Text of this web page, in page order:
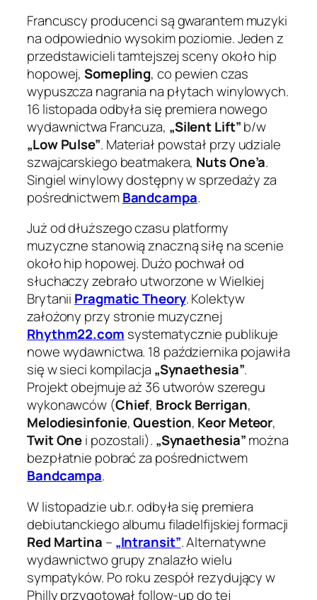
Francuscy producenci są gwarantem muzyki
na odpowiednio wysokim poziomie. Jeden z
przedstawicieli tamtejszej sceny około hip
hopowej,Somepling, co pewien czas
wypuszcza nagrania na płytach winylowych.
16 listopada odbyła się premiera nowego
wydawnictwa Francuza, „Silent Lift”b/w
„Low Pulse”. Materiał powstał przy udziale
szwajcarskiego beatmakera, Nuts One’a.
Singiel winylowy dostępny w sprzedaży za
pośrednictwemBandcampa.
Już od dłuższego czasu platformy
muzyczne stanowią znaczną siłę na scenie
około hip hopowej. Dużo pochwał od
słuchaczy zebrało utworzone w Wielkiej
Brytanii Pragmatic Theory. Kolektyw
założony przy stronie muzycznej
Rhythm22.com systematycznie publikuje
nowe wydawnictwa. 18 października pojawiła
się w sieci kompilacja „Synaethesia”.
Projekt obejmuje aż 36 utworów szeregu
wykonawców (Chief, Brock Berrigan,
Melodiesinfonie,Question, Keor Meteor,
Twit Onei pozostali). „Synaethesia”można
bezpłatnie pobrać za pośrednictwem
Bandcampa.
W listopadzie ub.r. odbyła się premiera
debiutanckiego albumu filadelfijskiej formacji
Red Martina – „Intransit”. Alternatywne
wydawnictwo grupy znalazło wielu
sympatyków. Po roku zespół rezydujący w
Philly przygotował follow-up do tej